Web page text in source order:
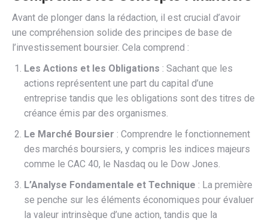
Avant de plonger dans la rédaction, il est crucial d’avoir
une compréhension solide des principes de base de
l’investissement boursier. Cela comprend :
Les Actions et les Obligations : Sachant que les
actions représentent une part du capital d’une
entreprise tandis que les obligations sont des titres de
créance émis par des organismes.
Le Marché Boursier : Comprendre le fonctionnement
des marchés boursiers, y compris les indices majeurs
comme le CAC 40, le Nasdaq ou le Dow Jones.
L’Analyse Fondamentale et Technique : La première
se penche sur les éléments économiques pour évaluer
la valeur intrinsèque d’une action, tandis que la